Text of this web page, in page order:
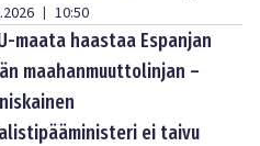
| 10:50
maata haastaa Espanjan
maahanmuuttolinjan –
ei taivu